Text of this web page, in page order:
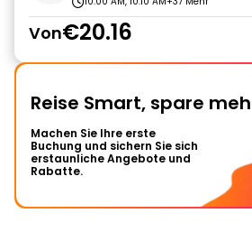
Von€20.16
Reise Smart, spare
Machen Sie Ihre erste
Buchung und sichern Sie sich
erstaunliche Angebote und
Rabatte.